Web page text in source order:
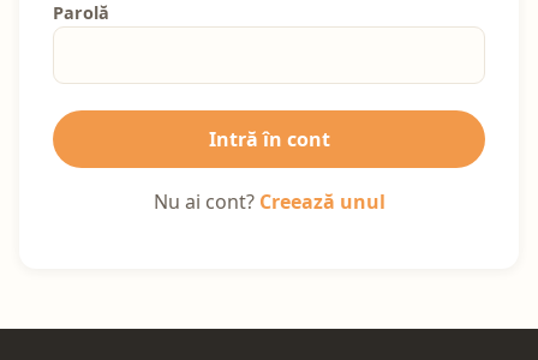
Parolă
Intră în cont
Nu ai cont? Creează unul